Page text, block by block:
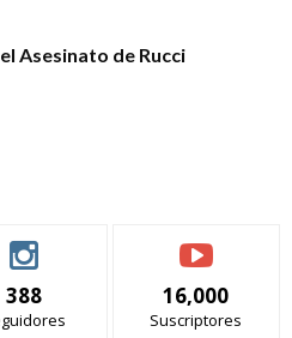
Asesinato de Rucci
388 16,000
Suscriptores